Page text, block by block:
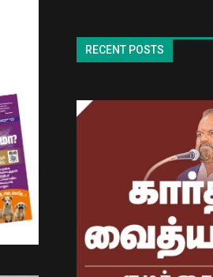
RECENT POSTS